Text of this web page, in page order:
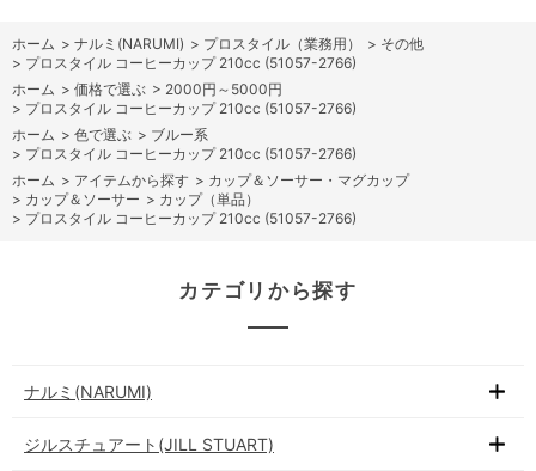
ホーム > ナルミ(NARUMI) > プロスタイル（業務用） > その他
> プロスタイル コーヒーカップ 210cc (51057-2766)
ホーム > 価格で選ぶ > 2000円～5000円
> プロスタイル コーヒーカップ 210cc (51057-2766)
ホーム > 色で選ぶ > ブルー系
> プロスタイル コーヒーカップ 210cc (51057-2766)
ホーム > アイテムから探す > カップ＆ソーサー・マグカップ
> カップ＆ソーサー > カップ（単品）
> プロスタイル コーヒーカップ 210cc (51057-2766)
カテゴリから探す
ナルミ(NARUMI)
ジルスチュアート(JILL STUART)